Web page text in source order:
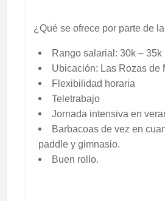
¿Qué se ofrece por parte de
Rango salarial: 30k – 35k
Ubicación: Las Rozas de
Flexibilidad horaria
Teletrabajo
Jornada intensiva en
Barbacoas de vez en
paddle y gimnasio.
Buen rollo.